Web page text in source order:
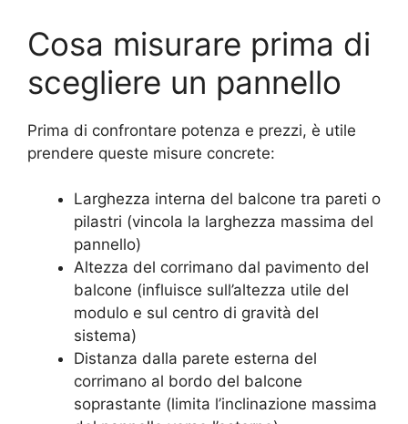
Cosa misurare prima di
scegliere un pannello
Prima di confrontare potenza e prezzi, è utile
prendere queste misure concrete:
Larghezza interna del balcone tra pareti o
pilastri (vincola la larghezza massima del
pannello)
Altezza del corrimano dal pavimento del
balcone (influisce sull’altezza utile del
modulo e sul centro di gravità del
sistema)
Distanza dalla parete esterna del
corrimano al bordo del balcone
soprastante (limita l’inclinazione massima